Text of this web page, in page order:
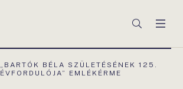
Keresés
AKTUÁLIS
OLDAL:
„BARTÓK BÉLA SZÜLETÉSÉNEK 125.
ÉVFORDULÓJA” EMLÉKÉRME